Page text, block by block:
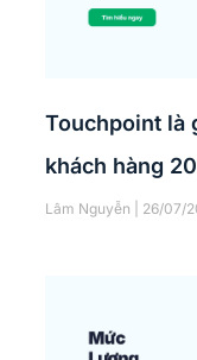
Touchpoint là
khách hàng
Lâm Nguyễn 26/07/